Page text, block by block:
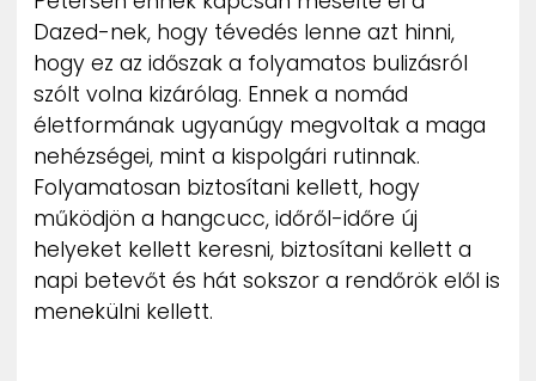
Dazed-nek, hogy tévedés lenne azt hinni,
hogy ez az időszak a folyamatos bulizásról
szólt volna kizárólag. Ennek a nomád
életformának ugyanúgy megvoltak a maga
nehézségei, mint a kispolgári rutinnak.
Folyamatosan biztosítani kellett, hogy
működjön a hangcucc, időről-időre új
helyeket kellett keresni, biztosítani kellett a
napi betevőt és hát sokszor a rendőrök elől is
menekülni kellett.